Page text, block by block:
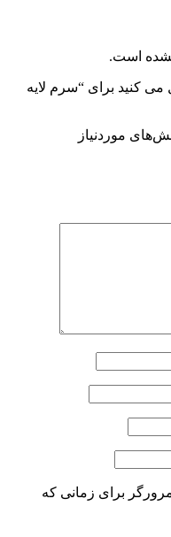
است.
می کنید برای “سرم لایه
موردنیاز
برای زمانی که